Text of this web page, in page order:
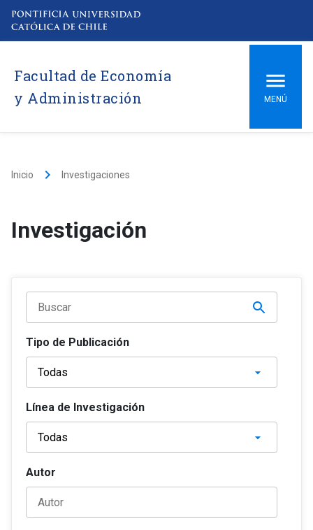
Facultad de Economía
y Administración
MENÚ
Inicio keyboard_arrow_right Investigaciones
Investigación
Tipo de Publicación
Línea de Investigación
Autor